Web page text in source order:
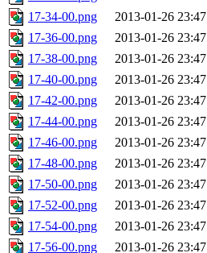
17-34-00.png
2013-01-26 23:47
17-36-00.png
2013-01-26 23:47
17-38-00.png
2013-01-26 23:47
17-40-00.png
2013-01-26 23:47
17-42-00.png
2013-01-26 23:47
17-44-00.png
2013-01-26 23:47
17-46-00.png
2013-01-26 23:47
17-48-00.png
2013-01-26 23:47
17-50-00.png
2013-01-26 23:47
17-52-00.png
2013-01-26 23:47
17-54-00.png
2013-01-26 23:47
17-56-00.png
2013-01-26 23:47